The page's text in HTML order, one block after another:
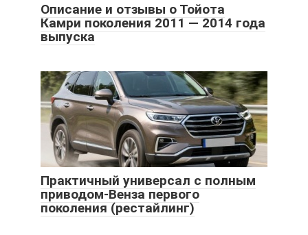
Описание и отзывы о Тойота
Камри поколения 2011 — 2014 года
выпуска
Практичный универсал с полным
приводом-Венза первого
поколения (рестайлинг)